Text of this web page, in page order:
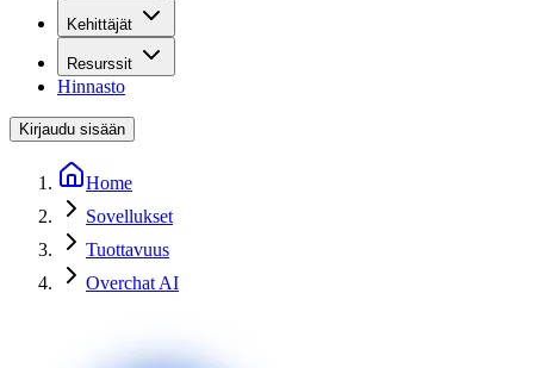
Kehittäjät
Resurssit
Hinnasto
Kirjaudu sisään
Home
Sovellukset
Tuottavuus
Overchat AI